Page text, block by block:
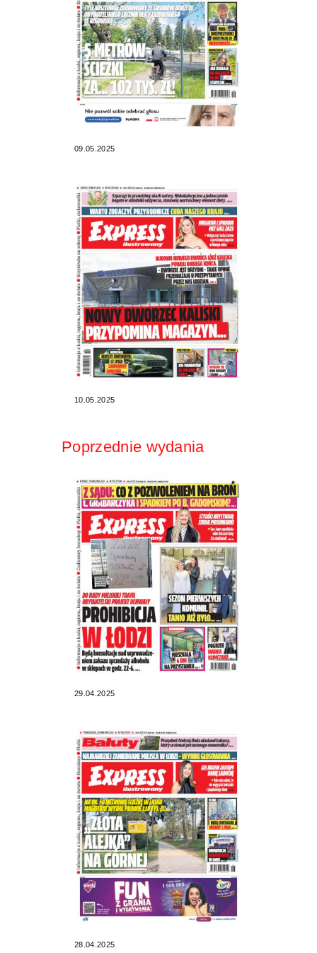
09.05.2025
10.05.2025
Poprzednie wydania
29.04.2025
28.04.2025